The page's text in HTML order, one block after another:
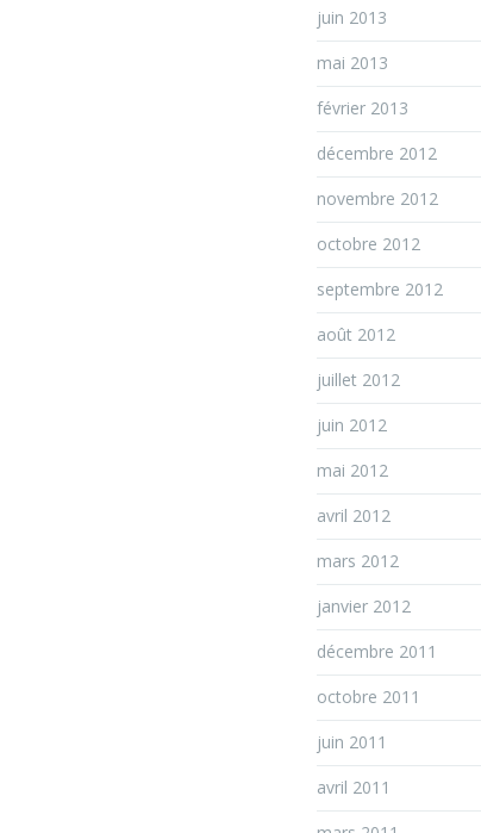
juin 2013
mai 2013
février 2013
décembre 2012
novembre 2012
octobre 2012
septembre 2012
août 2012
juillet 2012
juin 2012
mai 2012
avril 2012
mars 2012
janvier 2012
décembre 2011
octobre 2011
juin 2011
avril 2011